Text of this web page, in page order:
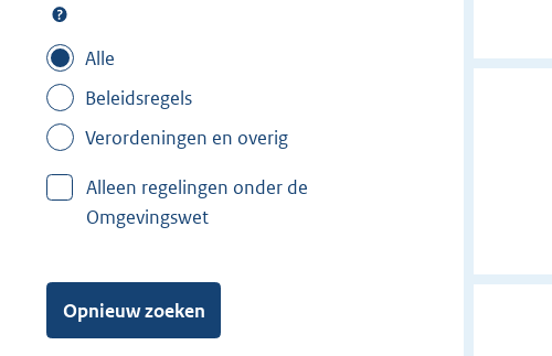
Alle
Beleidsregels
Verordeningen en overig
Alleen regelingen onder de
Omgevingswet
Opnieuw zoeken